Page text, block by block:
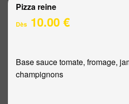
Pizza reine
Dès 10.00 €
Base sauce tomate, fromage,
champignons